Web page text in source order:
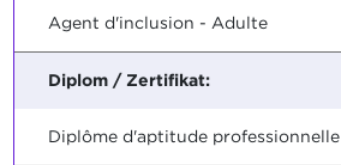
Agent d'inclusion - Adulte
Diplom / Zertifikat:
Diplôme d'aptitude professionnelle